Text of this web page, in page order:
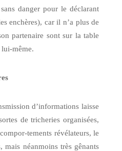
danger pour le déclarant
enchères), car il n’a plus de
partenaire sont sur la table
même.
d’informations laisse
de tricheries organisées,
tements révélateurs, le
mais néanmoins très gênants